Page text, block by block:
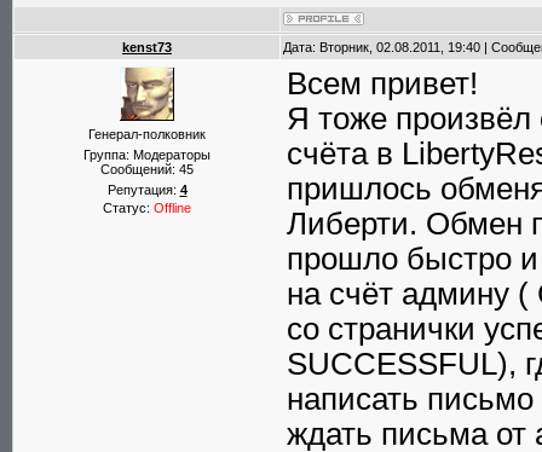
kenst73 Дата: Вторник, 02.08.2011, 19:40 |
Генерал-полковник
Группа: Модераторы
Сообщений: 45
Репутация: 4
Статус: Offline
Всем привет!
Я тоже произвёл
счёта в
пришлось
Либерти. Обмен
прошло быстро и
на счёт админу
со странички
SUCCESSFUL),
написать
ждать письма